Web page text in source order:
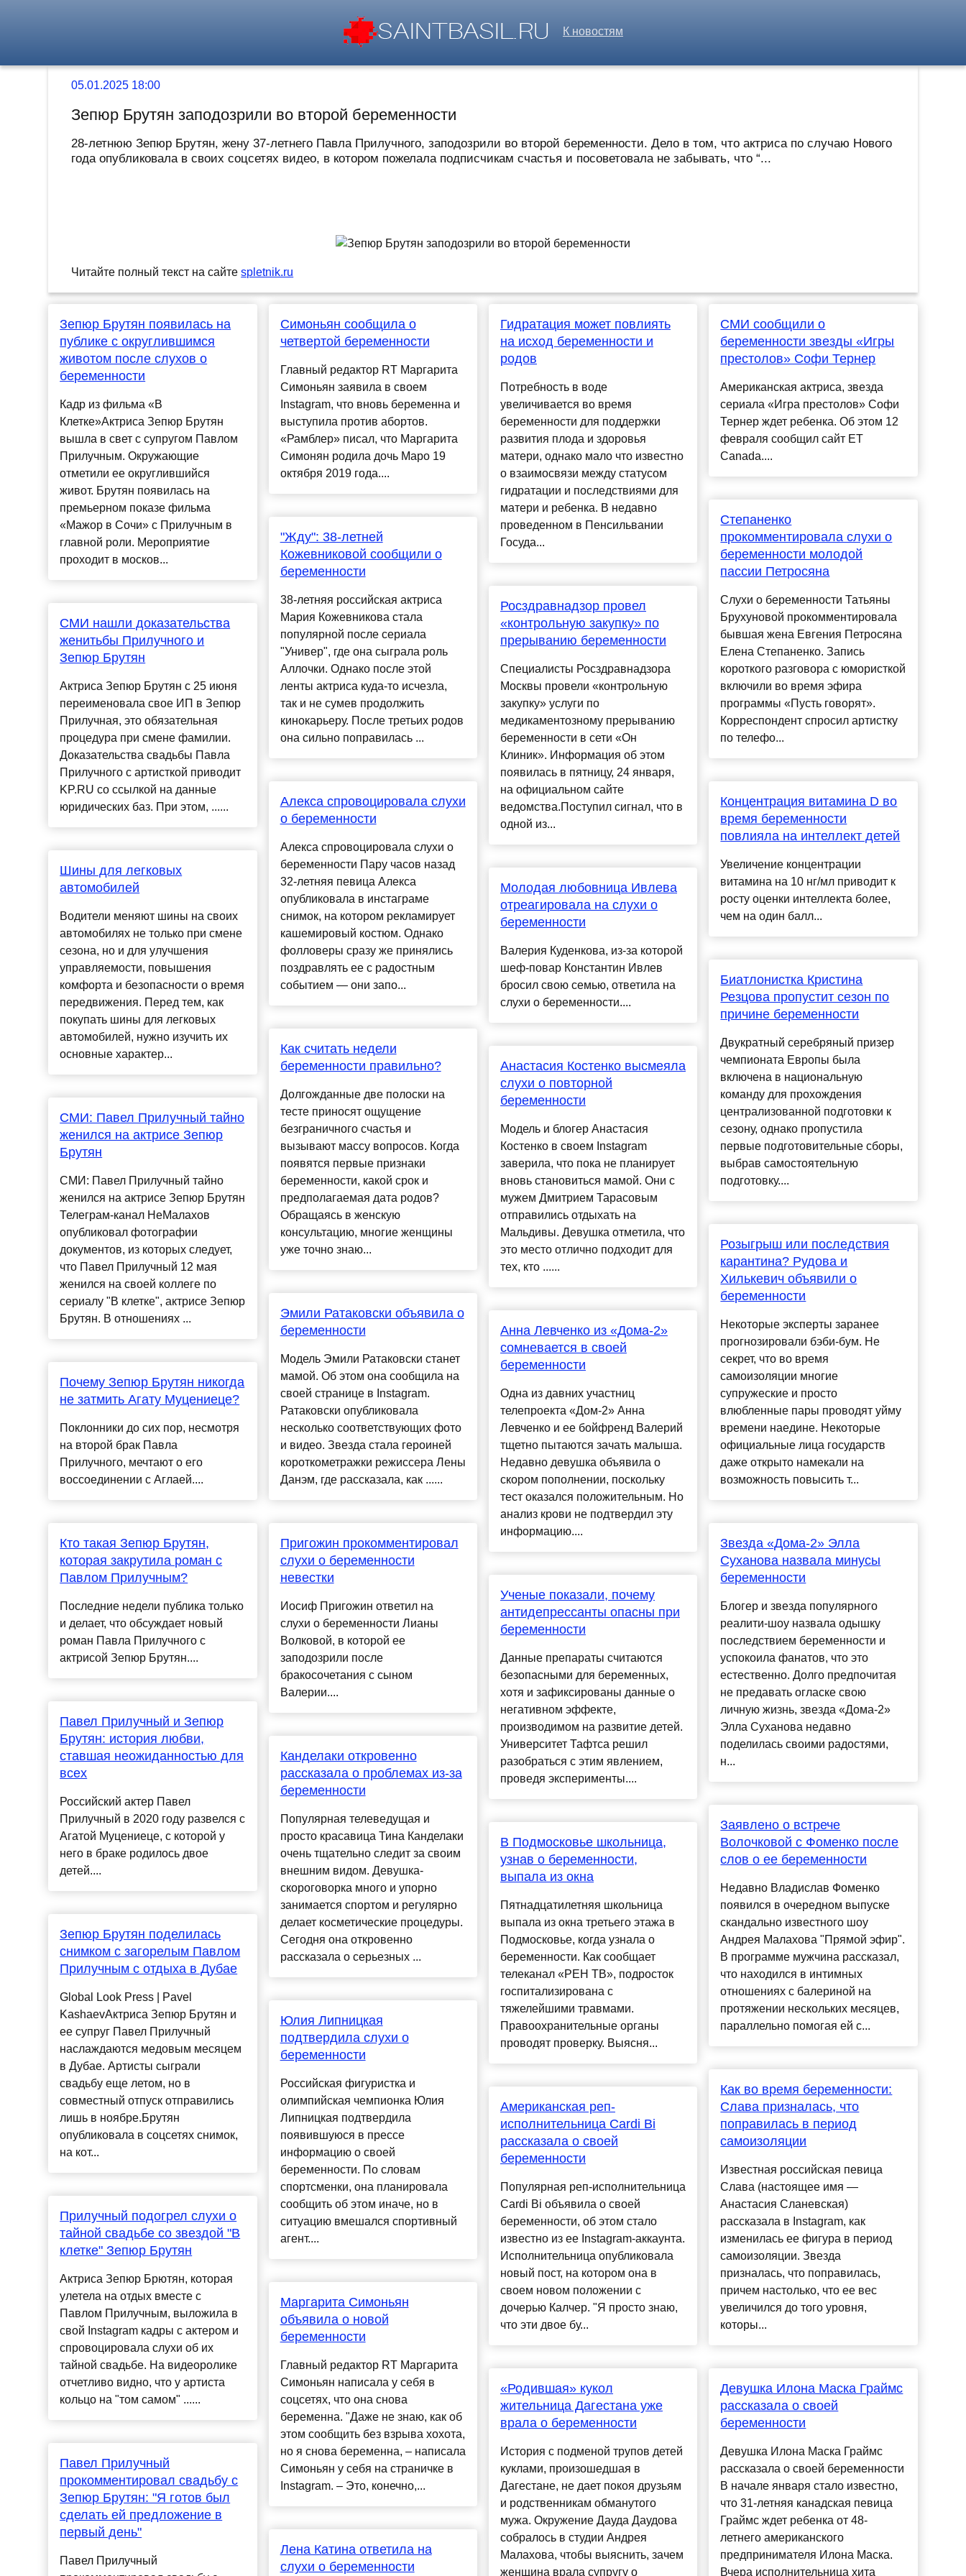
К новостям
05.01.2025 18:00
Зепюр Брутян заподозрили во второй беременности
28-летнюю Зепюр Брутян, жену 37-летнего Павла Прилучного, заподозрили во второй беременности. Дело в том, что актриса по случаю Нового
года опубликовала в своих соцсетях видео, в котором пожелала подписчикам счастья и посоветовала не забывать, что “...
Читайте полный текст на сайтеspletnik.ru
Зепюр Брутян появилась на
публике с округлившимся
животом после слухов о
беременности
Кадр из фильма «В
Клетке»Актриса Зепюр Брутян
вышла в свет с супругом Павлом
Прилучным. Окружающие
отметили ее округлившийся
живот. Брутян появилась на
премьерном показе фильма
«Мажор в Сочи» с Прилучным в
главной роли. Мероприятие
проходит в москов...
СМИ нашли доказательства
женитьбы Прилучного и
Зепюр Брутян
Актриса Зепюр Брутян с 25 июня
переименовала свое ИП в Зепюр
Прилучная, это обязательная
процедура при смене фамилии.
Доказательства свадьбы Павла
Прилучного с артисткой приводит
KP.RU со ссылкой на данные
юридических баз. При этом, ......
Шины для легковых
автомобилей
Водители меняют шины на своих
автомобилях не только при смене
сезона, но и для улучшения
управляемости, повышения
комфорта и безопасности о время
передвижения. Перед тем, как
покупать шины для легковых
автомобилей, нужно изучить их
основные характер...
СМИ: Павел Прилучный тайно
женился на актрисе Зепюр
Брутян
СМИ: Павел Прилучный тайно
женился на актрисе Зепюр Брутян
Телеграм-канал НеМалахов
опубликовал фотографии
документов, из которых следует,
что Павел Прилучный 12 мая
женился на своей коллеге по
сериалу "В клетке", актрисе Зепюр
Брутян. В отношениях ...
Почему Зепюр Брутян никогда
не затмить Агату Муцениеце?
Поклонники до сих пор, несмотря
на второй брак Павла
Прилучного, мечтают о его
воссоединении с Аглаей....
Кто такая Зепюр Брутян,
которая закрутила роман с
Павлом Прилучным?
Последние недели публика только
и делает, что обсуждает новый
роман Павла Прилучного с
актрисой Зепюр Брутян....
Павел Прилучный и Зепюр
Брутян: история любви,
ставшая неожиданностью для
всех
Российский актер Павел
Прилучный в 2020 году развелся с
Агатой Муцениеце, с которой у
него в браке родилось двое
детей....
Зепюр Брутян поделилась
снимком с загорелым Павлом
Прилучным с отдыха в Дубае
Global Look Press | Pavel
KashaevАктриса Зепюр Брутян и
ее супруг Павел Прилучный
наслаждаются медовым месяцем
в Дубае. Артисты сыграли
свадьбу еще летом, но в
совместный отпуск отправились
лишь в ноябре.Брутян
опубликовала в соцсетях снимок,
на кот...
Прилучный подогрел слухи о
тайной свадьбе со звездой "В
клетке" Зепюр Брутян
Актриса Зепюр Брютян, которая
улетела на отдых вместе с
Павлом Прилучным, выложила в
свой Instagram кадры с актером и
спровоцировала слухи об их
тайной свадьбе. На видеоролике
отчетливо видно, что у артиста
кольцо на "том самом" ......
Павел Прилучный
прокомментировал свадьбу с
Зепюр Брутян: "Я готов был
сделать ей предложение в
первый день"
Павел Прилучный
Симоньян сообщила о
четвертой беременности
Главный редактор RT Маргарита
Симоньян заявила в своем
Instagram, что вновь беременна и
выступила против абортов.
«Рамблер» писал, что Маргарита
Симонян родила дочь Маро 19
октября 2019 года....
"Жду": 38-летней
Кожевниковой сообщили о
беременности
38-летняя российская актриса
Мария Кожевникова стала
популярной после сериала
"Универ", где она сыграла роль
Аллочки. Однако после этой
ленты актриса куда-то исчезла,
так и не сумев продолжить
кинокарьеру. После третьих родов
она сильно поправилась ...
Алекса спровоцировала слухи
о беременности
Алекса спровоцировала слухи о
беременности Пару часов назад
32-летняя певица Алекса
опубликовала в инстаграме
снимок, на котором рекламирует
кашемировый костюм. Однако
фолловеры сразу же принялись
поздравлять ее с радостным
событием — они запо...
Как считать недели
беременности правильно?
Долгожданные две полоски на
тесте приносят ощущение
безграничного счастья и
вызывают массу вопросов. Когда
появятся первые признаки
беременности, какой срок и
предполагаемая дата родов?
Обращаясь в женскую
консультацию, многие женщины
уже точно знаю...
Эмили Ратаковски объявила о
беременности
Модель Эмили Ратаковски станет
мамой. Об этом она сообщила на
своей странице в Instagram.
Ратаковски опубликовала
несколько соответствующих фото
и видео. Звезда стала героиней
короткометражки режиссера Лены
Данэм, где рассказала, как ......
Пригожин прокомментировал
слухи о беременности
невестки
Иосиф Пригожин ответил на
слухи о беременности Лианы
Волковой, в которой ее
заподозрили после
бракосочетания с сыном
Валерии....
Канделаки откровенно
рассказала о проблемах из-за
беременности
Популярная телеведущая и
просто красавица Тина Канделаки
очень тщательно следит за своим
внешним видом. Девушка-
скороговорка много и упорно
занимается спортом и регулярно
делает косметические процедуры.
Сегодня она откровенно
рассказала о серьезных ...
Юлия Липницкая
подтвердила слухи о
беременности
Российская фигуристка и
олимпийская чемпионка Юлия
Липницкая подтвердила
появившуюся в прессе
информацию о своей
беременности. По словам
спортсменки, она планировала
сообщить об этом иначе, но в
ситуацию вмешался спортивный
агент....
Маргарита Симоньян
объявила о новой
беременности
Главный редактор RT Маргарита
Симоньян написала у себя в
соцсетях, что она снова
беременна. "Даже не знаю, как об
этом сообщить без взрыва хохота,
но я снова беременна, – написала
Симоньян у себя на страничке в
Instagram. – Это, конечно,...
Лена Катина ответила на
слухи о беременности
Гидратация может повлиять
на исход беременности и
родов
Потребность в воде
увеличивается во время
беременности для поддержки
развития плода и здоровья
матери, однако мало что известно
о взаимосвязи между статусом
гидратации и последствиями для
матери и ребенка. В недавно
проведенном в Пенсильвании
Госуда...
Росздравнадзор провел
«контрольную закупку» по
прерыванию беременности
Специалисты Росздравнадзора
Москвы провели «контрольную
закупку» услуги по
медикаментозному прерыванию
беременности в сети «Он
Клиник». Информация об этом
появилась в пятницу, 24 января,
на официальном сайте
ведомства.Поступил сигнал, что в
одной из...
Молодая любовница Ивлева
отреагировала на слухи о
беременности
Валерия Куденкова, из-за которой
шеф-повар Константин Ивлев
бросил свою семью, ответила на
слухи о беременности....
Анастасия Костенко высмеяла
слухи о повторной
беременности
Модель и блогер Анастасия
Костенко в своем Instagram
заверила, что пока не планирует
вновь становиться мамой. Они с
мужем Дмитрием Тарасовым
отправились отдыхать на
Мальдивы. Девушка отметила, что
это место отлично подходит для
тех, кто ......
Анна Левченко из «Дома-2»
сомневается в своей
беременности
Одна из давних участниц
телепроекта «Дом-2» Анна
Левченко и ее бойфренд Валерий
тщетно пытаются зачать малыша.
Недавно девушка объявила о
скором пополнении, поскольку
тест оказался положительным. Но
анализ крови не подтвердил эту
информацию....
Ученые показали, почему
антидепрессанты опасны при
беременности
Данные препараты считаются
безопасными для беременных,
хотя и зафиксированы данные о
негативном эффекте,
производимом на развитие детей.
Университет Тафтса решил
разобраться с этим явлением,
проведя эксперименты....
В Подмосковье школьница,
узнав о беременности,
выпала из окна
Пятнадцатилетняя школьница
выпала из окна третьего этажа в
Подмосковье, когда узнала о
беременности. Как сообщает
телеканал «РЕН ТВ», подросток
госпитализирована с
тяжелейшими травмами.
Правоохранительные органы
проводят проверку. Выясня...
Американская реп-
исполнительница Cardi Bi
рассказала о своей
беременности
Популярная реп-исполнительница
Cardi Bi объявила о своей
беременности, об этом стало
известно из ее Instagram-аккаунта.
Исполнительница опубликовала
новый пост, на котором она в
своем новом положении с
дочерью Калчер. "Я просто знаю,
что эти двое бу...
«Родившая» кукол
жительница Дагестана уже
врала о беременности
История с подменой трупов детей
куклами, произошедшая в
Дагестане, не дает покоя друзьям
и родственникам обманутого
мужа. Окружение Дауда Даудова
собралось в студии Андрея
Малахова, чтобы выяснить, зачем
женщина врала супругу о
СМИ сообщили о
беременности звезды «Игры
престолов» Софи Тернер
Американская актриса, звезда
сериала «Игра престолов» Софи
Тернер ждет ребенка. Об этом 12
февраля сообщил сайт ET
Canada....
Степаненко
прокомментировала слухи о
беременности молодой
пассии Петросяна
Слухи о беременности Татьяны
Брухуновой прокомментировала
бывшая жена Евгения Петросяна
Елена Степаненко. Запись
короткого разговора с юмористкой
включили во время эфира
программы «Пусть говорят».
Корреспондент спросил артистку
по телефо...
Концентрация витамина D во
время беременности
повлияла на интеллект детей
Увеличение концентрации
витамина на 10 нг/мл приводит к
росту оценки интеллекта более,
чем на один балл...
Биатлонистка Кристина
Резцова пропустит сезон по
причине беременности
Двукратный серебряный призер
чемпионата Европы была
включена в национальную
команду для прохождения
централизованной подготовки к
сезону, однако пропустила
первые подготовительные сборы,
выбрав самостоятельную
подготовку....
Розыгрыш или последствия
карантина? Рудова и
Хилькевич объявили о
беременности
Некоторые эксперты заранее
прогнозировали бэби-бум. Не
секрет, что во время
самоизоляции многие
супружеские и просто
влюбленные пары проводят уйму
времени наедине. Некоторые
официальные лица государств
даже открыто намекали на
возможность повысить т...
Звезда «Дома-2» Элла
Суханова назвала минусы
беременности
Блогер и звезда популярного
реалити-шоу назвала одышку
последствием беременности и
успокоила фанатов, что это
естественно. Долго предпочитая
не предавать огласке свою
личную жизнь, звезда «Дома-2»
Элла Суханова недавно
поделилась своими радостями,
н...
Заявлено о встрече
Волочковой с Фоменко после
слов о ее беременности
Недавно Владислав Фоменко
появился в очередном выпуске
скандально известного шоу
Андрея Малахова "Прямой эфир".
В программе мужчина рассказал,
что находился в интимных
отношениях с балериной на
протяжении нескольких месяцев,
параллельно помогая ей с...
Как во время беременности:
Слава призналась, что
поправилась в период
самоизоляции
Известная российская певица
Слава (настоящее имя —
Анастасия Сланевская)
рассказала в Instagram, как
изменилась ее фигура в период
самоизоляции. Звезда
призналась, что поправилась,
причем настолько, что ее вес
увеличился до того уровня,
которы...
Девушка Илона Маска Граймс
рассказала о своей
беременности
Девушка Илона Маска Граймс
рассказала о своей беременности
В начале января стало известно,
что 31-летняя канадская певица
Граймс ждет ребенка от 48-
летнего американского
предпринимателя Илона Маска.
Вчера исполнительница хита